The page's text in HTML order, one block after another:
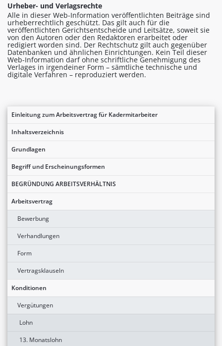
Einleitung zum Arbeitsvertrag für Kadermitarbeiter
Inhaltsverzeichnis
Grundlagen
Begriff und Erscheinungsformen
BEGRÜNDUNG ARBEITSVERHÄLTNIS
Arbeitsvertrag
Bewerbung
Verhandlungen
Form
Vertragsklauseln
Konditionen
Vergütungen
Lohn
13. Monatslohn
Urheber- und Verlagsrechte
Alle in dieser Web-Information veröffentlichten Beiträge sind
urheberrechtlich geschützt. Das gilt auch für die
veröffentlichten Gerichtsentscheide und Leitsätze, soweit sie
von den Autoren oder den Redaktoren erarbeitet oder
redigiert worden sind. Der Rechtschutz gilt auch gegenüber
Datenbanken und ähnlichen Einrichtungen. Kein Teil dieser
Web-Information darf ohne schriftliche Genehmigung des
Verlages in irgendeiner Form – sämtliche technische und
digitale Verfahren – reproduziert werden.